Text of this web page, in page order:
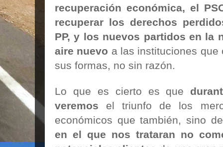
recuperación económica, el
recuperar los derechos
PP, y los nuevos partidos en la
aire nuevo a las instituciones
sus formas, no sin razón.
Lo que es cierto es que
veremos el triunfo de los
económicos que también, sino
en el que nos trataran no